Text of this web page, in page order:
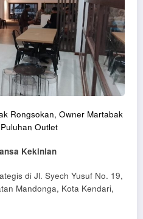
Rongsokan, Owner Martabak
Outlet
Kekinian
di Jl. Syech Yusuf No. 19,
Mandonga, Kota Kendari,